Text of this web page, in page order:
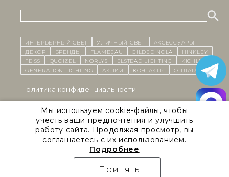
ИНТЕРЬЕРНЫЙ СВЕТ уличный СВЕТ
Аксессуары
декор
бренды Flambeau Gilded Nola
Hinkley
Feiss
Quoizel Norlys Elstead Lighting
Kichler
Generation Lighting
Акции контакты Оплата
Политика конфиденциальности
Cоглашение на обработку персональных данных
Публичная оферта
Natural Concepts 2026 © Все права защищены
Мы используем cookie-файлы, чтобы
учесть ваши предпочтения и улучшить
работу сайта. Продолжая просмотр, вы
соглашаетесь с их использованием.
Подробнее
Принять